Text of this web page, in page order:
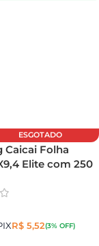
ESGOTADO
Caicai Folha
Elite com 250
R$ 5,52(3% OFF)